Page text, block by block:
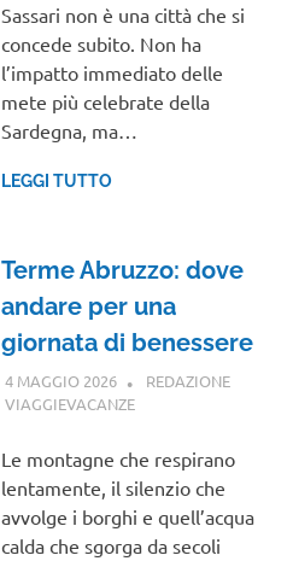
Sassari non è una città che si
concede subito. Non ha
l’impatto immediato delle
mete più celebrate della
Sardegna, ma…
LEGGI TUTTO
Terme Abruzzo: dove
andare per una
giornata di benessere
4 MAGGIO 2026
REDAZIONE
VIAGGIEVACANZEABRUZZO
Le montagne che respirano
lentamente, il silenzio che
avvolge i borghi e quell’acqua
calda che sgorga da secoli